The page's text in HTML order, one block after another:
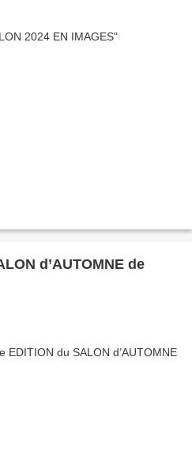
d’AUTOMNE de